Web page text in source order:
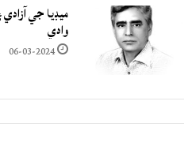
ميڊيا جي
وادي
06-03-2024